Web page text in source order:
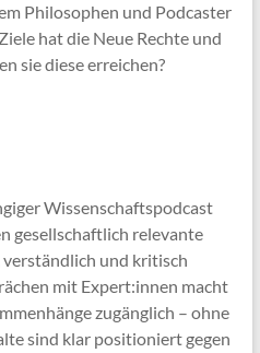
Philosophen und Podcaster
hat die Neue Rechte und
sie diese erreichen?
Wissenschaftspodcast
gesellschaftlich relevante
verständlich und kritisch
mit Expert:innen macht
zugänglich – ohne
sind klar positioniert gegen